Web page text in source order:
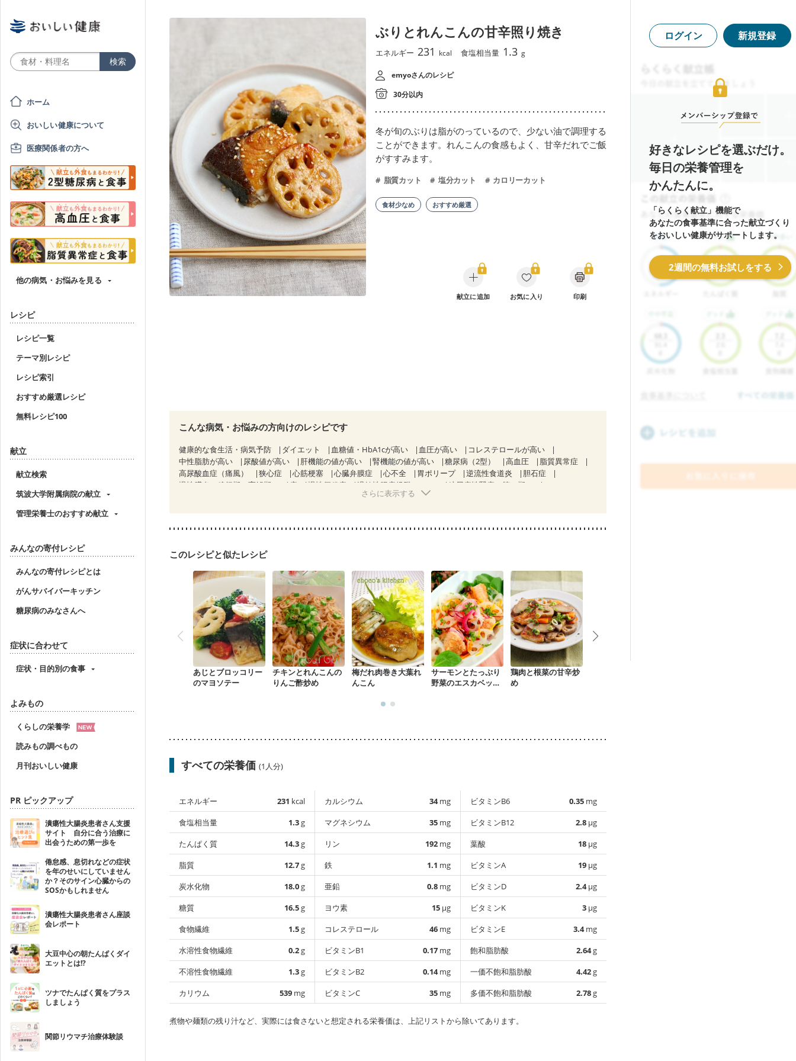
ホーム
おいしい健康について
医療関係者の方へ
他の病気・お悩みを見る
レシピ
レシピ一覧
テーマ別レシピ
レシピ索引
おすすめ厳選レシピ
無料レシピ100
献立
献立検索
筑波大学附属病院の献立
管理栄養士のおすすめ献立
みんなの寄付レシピ
みんなの寄付レシピとは
がんサバイバーキッチン
糖尿病のみなさんへ
症状に合わせて
症状・目的別の食事
よみもの
くらしの栄養学
読みもの調べもの
月刊おいしい健康
PR ピックアップ
潰瘍性大腸炎患者さん支援
サイト 自分に合う治療に
出会うための第一歩を
倦怠感、息切れなどの症状
を年のせいにしていません
か？そのサイン心臓からの
SOSかもしれません
潰瘍性大腸炎患者さん座談
会レポート
大豆中心の朝たんぱくダイ
エットとは!?
ツナでたんぱく質をプラス
しましょう
関節リウマチ治療体験談
ぶりとれんこんの甘辛照り焼き
エネルギー 231 kcal 食塩相当量 1.3 g
emyoさんのレシピ
30分以内
冬が旬のぶりは脂がのっているので、少ない油で調理する
ことができます。れんこんの食感もよく、甘辛だれでご飯
がすすみます。
脂質カット 塩分カット カロリーカット
食材少なめ おすすめ厳選
献立に追加 お気に入り 印刷
こんな病気・お悩みの方向けのレシピです
健康的な食生活・病気予防 ダイエット 血糖値・HbA1cが高い 血圧が高い
コレステロールが高い
中性脂肪が高い
尿酸値が高い 肝機能の値が高い 腎機能の値が高い 糖尿病（2型） 高血圧
脂質異常症
高尿酸血症（痛風）
狭心症 心筋梗塞 心臓弁膜症 心不全 胃ポリープ 逆流性食道炎
胆石症
慢性膵炎（移行期・寛解期）
痔 慢性便秘症 過敏性腸症候群（IBS）
糖尿病性腎症（第１期）
CKD（ステージ１）
妊婦健診・血圧が気になる（初期）
妊婦健診・血糖値が気になる（初期） 妊娠高血圧(中期)
妊娠糖尿病(初期)
フレイル（年齢に合わせた体作り）
さらに表示する
このレシピと似たレシピ
あじとブロッコリー
のマヨソテー
チキンとれんこんの
りんご酢炒め
梅だれ肉巻き大葉れ
んこん
サーモンとたっぷり
野菜のエスカベッシ
鶏肉と根菜の甘辛炒
め
すべての栄養価 (1人分)
エネルギー 231 kcal
食塩相当量
1.3g
たんぱく質
14.3g
脂質
12.7g
炭水化物
18.0g
糖質
16.5g
食物繊維
1.5g
水溶性食物繊維
0.2g
不溶性食物繊維
1.3g
カリウム
539 mg
カルシウム 34mg
マグネシウム
35 mg
リン
192 mg
鉄
1.1 mg
亜鉛
0.8 mg
ヨウ素
15 µg
コレステロール
46 mg
ビタミンB1
0.17 mg
ビタミンB2
0.14mg
ビタミンC
35 mg
ビタミンB6 0.35 mg
ビタミンB12
2.8 µg
葉酸
18 µg
ビタミンA
19 µg
ビタミンD
2.4µg
ビタミンK
3 µg
ビタミンE
3.4mg
飽和脂肪酸
2.64g
一価不飽和脂肪酸
4.42g
多価不飽和脂肪酸
2.78g
煮物や麺類の残り汁など、実際には食さないと想定される栄養価は、上記リストから除いてあります。
ログイン 新規登録
好きなレシピを選ぶだけ。
毎日の栄養管理を
かんたんに。
「らくらく献立」機能で
あなたの食事基準に合った献立づくり
をおいしい健康がサポートします。
2週間の無料お試しをする